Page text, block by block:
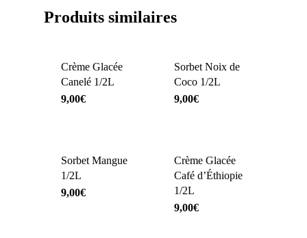
Produits similaires
Crème Glacée
Canelé 1/2L
9,00€
Sorbet Noix de
Coco 1/2L
9,00€
Sorbet Mangue
1/2L
9,00€
Crème Glacée
Café d’Éthiopie
1/2L
9,00€